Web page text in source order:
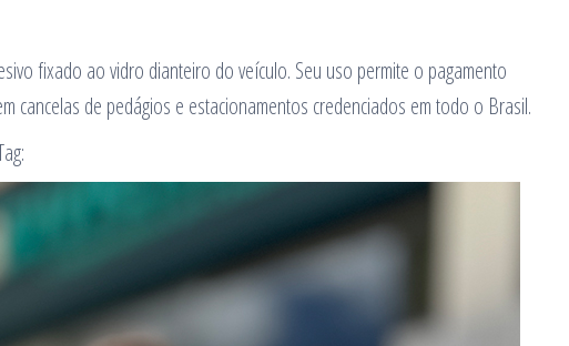
fixado ao vidro dianteiro do veículo. Seu uso permite o pagamento
cancelas de pedágios e estacionamentos credenciados em todo o Brasil.